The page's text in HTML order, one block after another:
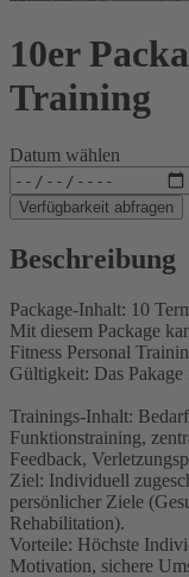
10er
Training
Datum wählen
Verfügbarkeit abfragen
Beschreibung
Package-Inhalt: 10
Mit diesem Package
Fitness Personal
Gültigkeit: Das Pakage
Trainings-Inhalt:
Funktionstraining,
Feedback,
Ziel: Individuell
persönlicher Ziele
Rehabilitation).
Vorteile: Höchste
Motivation, sichere